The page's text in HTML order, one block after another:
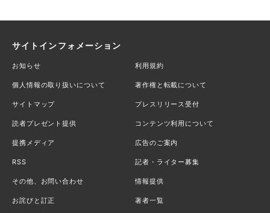
サイトインフォメーション
お知らせ 利用規約
個人情報の取り扱いについて 著作権と転載について
サイトマップ プレスリリース受付
読者プレゼント提供 コンテンツ利用について
提携メディア 広告のご案内
RSS 記者・ライター募集
その他、お問い合わせ 情報提供
お詫びと訂正 著者一覧